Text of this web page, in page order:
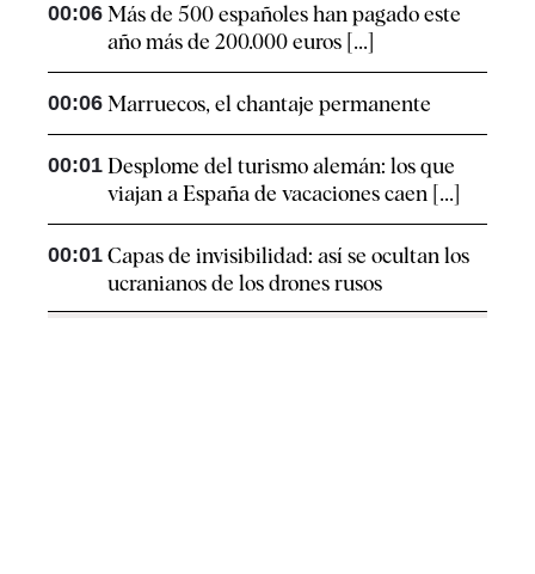
00:06 Más de 500 españoles han pagado este
año más de 200.000 euros [...]
00:06 Marruecos, el chantaje permanente
00:01 Desplome del turismo alemán: los que
viajan a España de vacaciones caen [...]
00:01 Capas de invisibilidad: así se ocultan los
ucranianos de los drones rusos